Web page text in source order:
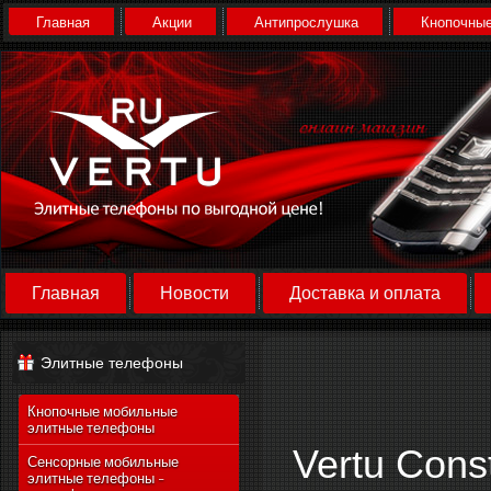
Главная Акции Антипрослушка
Главная Новости Доставка и оплата
Элитные телефоны
Кнопочные мобильные
элитные телефоны
Сенсорные мобильные
элитные телефоны -
Vertu